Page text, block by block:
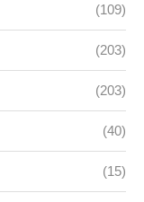
(109)
(203)
(203)
(40)
(15)